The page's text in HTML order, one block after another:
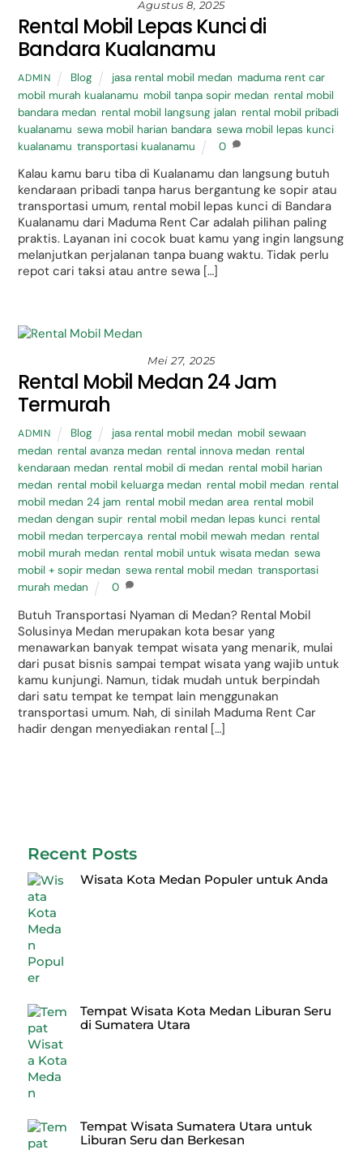
Agustus 8, 2025
Rental Mobil Lepas Kunci di
Bandara Kualanamu
ADMIN Blog jasa rental mobil medan maduma rent car,
mobil murah kualanamu mobil tanpa sopir medan rental mobil
bandara medan rental mobil langsung jalan rental mobil pribadi
kualanamu ,sewa mobil harian bandara ,sewa mobil lepas kunci
kualanamu ,transportasi kualanamu 0
Kalau kamu baru tiba di Kualanamu dan langsung butuh
kendaraan pribadi tanpa harus bergantung ke sopir atau
transportasi umum, rental mobil lepas kunci di Bandara
Kualanamu dari Maduma Rent Car adalah pilihan paling
praktis. Layanan ini cocok buat kamu yang ingin langsung
melanjutkan perjalanan tanpa buang waktu. Tidak perlu
repot cari taksi atau antre sewa […]
Mei 27, 2025
Rental Mobil Medan 24 Jam
Termurah
ADMIN Blog jasa rental mobil medan mobil sewaan
medan rental avanza medan rental innova medan rental
kendaraan medan rental mobil di medan rental mobil harian
medan rental mobil keluarga medan rental mobil medan rental
mobil medan 24 jam rental mobil medan area rental mobil
medan dengan supir rental mobil medan lepas kunci rental
mobil medan terpercaya rental mobil mewah medan rental
mobil murah medan rental mobil untuk wisata medan ,sewa
mobil + sopir medan ,sewa rental mobil medan ,transportasi
murah medan
0
Butuh Transportasi Nyaman di Medan? Rental Mobil
Solusinya Medan merupakan kota besar yang
menawarkan banyak tempat wisata yang menarik, mulai
dari pusat bisnis sampai tempat wisata yang wajib untuk
kamu kunjungi. Namun, tidak mudah untuk berpindah
dari satu tempat ke tempat lain menggunakan
transportasi umum. Nah, di sinilah Maduma Rent Car
hadir dengan menyediakan rental […]
Recent Posts
Wisata Kota Medan Populer untuk Anda
Tempat Wisata Kota Medan Liburan Seru
di Sumatera Utara
Tempat Wisata Sumatera Utara untuk
Liburan Seru dan Berkesan